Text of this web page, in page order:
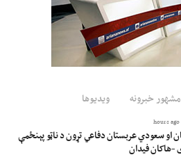
ترڅنګ باید د برښنا د تولید او لېږد لپاره د
کې د پانګونې کچه لوړه شي، چې په هېواد کې
ته وړاندې او د بهرنیو محصولاتو د
ترکیې او نورو هېوادونو څخه افغانستان ته
مشهور خبرونه ویدیوها
او سعودي عربستان دفاعي تړون د ناټو پېنځمې
-هاکان فیدان